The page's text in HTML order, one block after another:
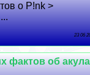
о P!nk >
23 06
фактов об